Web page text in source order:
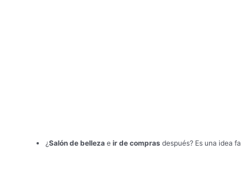
¿Salón de belleza e ir de compras después? Es una idea